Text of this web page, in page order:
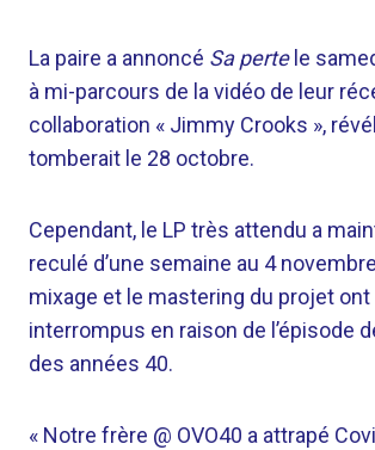
La paire a annoncé Sa pertele
à mi-parcours de la vidéo de leur
collaboration « Jimmy Crooks »,
tomberait le 28 octobre.
Cependant, le LP très attendu a
reculé d’une semaine au 4
mixage et le mastering du projet ont
interrompus en raison de l’épisode
des années 40.
« Notre frère @ OVO40 a attrapé